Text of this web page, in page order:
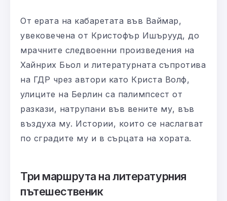
От ерата на кабаретата във Ваймар,
увековечена от Кристофър Ишърууд, до
мрачните следвоенни произведения на
Хайнрих Бьол и литературната съпротива
на ГДР чрез автори като Криста Волф,
улиците на Берлин са палимпсест от
разкази, натрупани във вените му, във
въздуха му. Истории, които се наслагват
по сградите му и в сърцата на хората.
Три маршрута на литературния
пътешественик